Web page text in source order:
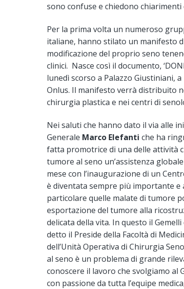
sono confuse e chiedono
Per la prima volta un numeroso
italiane, hanno stilato un manifesto
modificazione del proprio seno
clinici. Nasce così il documento,
lunedì scorso a Palazzo Giustiniani,
Onlus. Il manifesto verrà distribuito
chirurgia plastica e nei centri di
Nei saluti che hanno dato il via alle
Generale Marco Elefanti che ha
fatta promotrice di una delle attività
tumore al seno un’assistenza
mese con l’inaugurazione di un
è diventata sempre più importante e
particolare quelle malate di tumore
esportazione del tumore alla
delicata della vita. In questo il
detto il Preside della Facoltà di
dell’Unità Operativa di Chirurgia
al seno è un problema di grande
conoscere il lavoro che svolgiamo al
con passione da tutta l’equipe